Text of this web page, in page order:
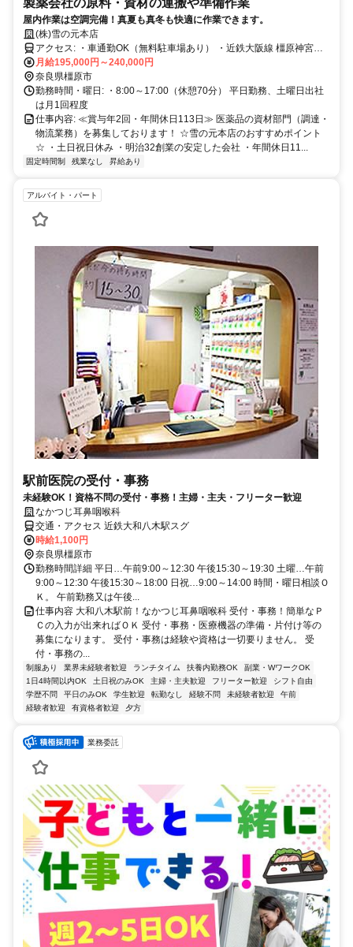
製薬会社の原料・資材の運搬や準備作業
屋内作業は空調完備！真夏も真冬も快適に作業できます。
(株)雪の元本店
アクセス: ・車通勤OK（無料駐車場あり） ・近鉄大阪線 橿原神宮駅
から徒歩10分
月給195,000円～240,000円
奈良県橿原市
勤務時間・曜日: ・8:00～17:00（休憩70分） 平日勤務、土曜日出社
は月1回程度
仕事内容: ≪賞与年2回・年間休日113日≫ 医薬品の資材部門（調達・
物流業務）を募集しております！ ☆雪の元本店のおすすめポイント
☆ ・土日祝日休み ・明治32創業の安定した会社 ・年間休日11...
固定時間制 残業なし 昇給あり
アルバイト・パート
駅前医院の受付・事務
未経験OK！資格不問の受付・事務！主婦・主夫・フリーター歓迎
なかつじ耳鼻咽喉科
交通・アクセス 近鉄大和八木駅スグ
時給1,100円
奈良県橿原市
勤務時間詳細 平日…午前9:00～12:30 午後15:30～19:30 土曜…午前
9:00～12:30 午後15:30～18:00 日祝…9:00～14:00 時間・曜日相談Ｏ
Ｋ。 午前勤務又は午後...
仕事内容 大和八木駅前！なかつじ耳鼻咽喉科 受付・事務！簡単なＰ
Ｃの入力が出来ればＯＫ 受付・事務・医療機器の準備・片付け等の
募集になります。 受付・事務は経験や資格は一切要りません。 受
付・事務の...
制服あり 業界未経験者歓迎 ランチタイム 扶養内勤務OK
副業・WワークOK
1日4時間以内OK
土日祝のみOK 主婦・主夫歓迎 フリーター歓迎
シフト自由
学歴不問
平日のみOK 学生歓迎 転勤なし 経験不問 未経験者歓迎
午前
経験者歓迎
有資格者歓迎 夕方
業務委託